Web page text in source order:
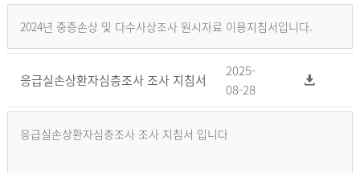
2024년 중증손상 및 다수사상조사 원시자료 이용지침서입니다.
응급실손상환자심층조사 조사 지침서
2025-
08-28
응급실손상환자심층조사 조사 지침서 입니다